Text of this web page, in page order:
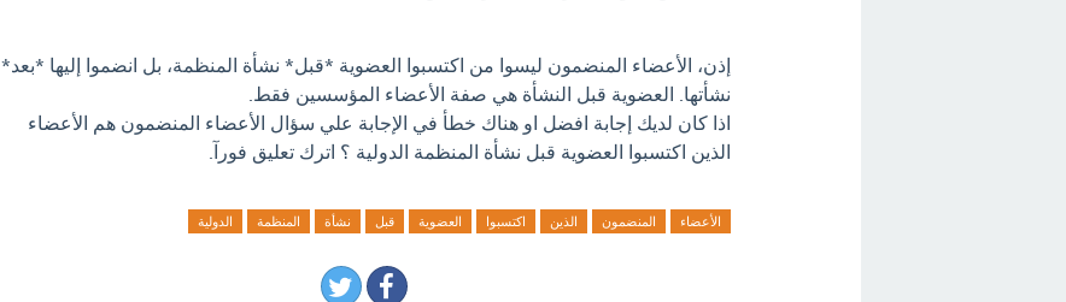
إذن، الأعضاء المنضمون ليسوا من اكتسبوا العضوية *قبل* نشأة المنظمة، بل انضموا إليها *بعد*
نشأتها. العضوية قبل النشأة هي صفة الأعضاء المؤسسين فقط.
اذا كان لديك إجابة افضل او هناك خطأ في الإجابة علي سؤال الأعضاء المنضمون هم الأعضاء
الذين اكتسبوا العضوية قبل نشأة المنظمة الدولية ؟ اترك تعليق فورآ.
الأعضاء المنضمون الذين اكتسبوا العضوية قبل نشأة المنظمة الدولية